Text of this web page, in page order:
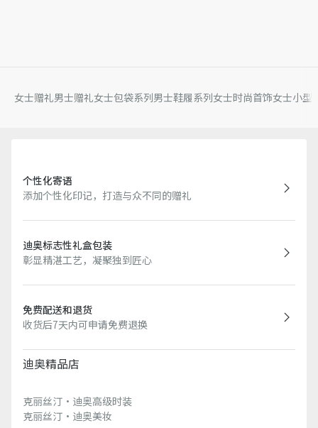
女士赠礼男士赠礼女士包袋系列男士鞋履系列女士时尚首饰女士小型
个性化寄语
添加个性化印记，打造与众不同的赠礼
迪奥标志性礼盒包装
彰显精湛工艺，凝聚独到匠心
免费配送和退货
收货后7天内可申请免费退换
迪奥精品店
克丽丝汀·迪奥高级时装
克丽丝汀·迪奥美妆